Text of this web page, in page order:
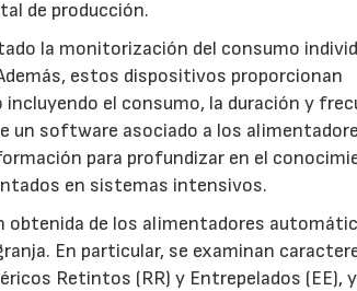
de producción.
la monitorización del consumo
estos dispositivos proporcionan
el consumo, la duración y
un software asociado a los
para profundizar en el
en sistemas intensivos.
obtenida de los alimentadores
En particular, se examinan
Retintos (RR) y Entrepelados (EE),